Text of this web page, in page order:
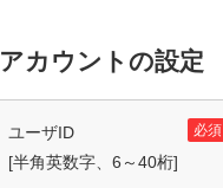
アカウントの設定
ユーザID
[半角英数字、6～40桁]
必須